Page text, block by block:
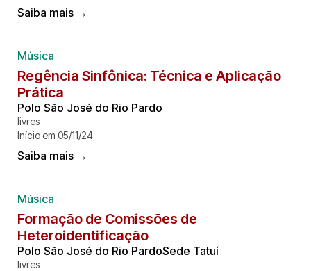
Saiba mais →
Música
Regência Sinfônica: Técnica e Aplicação
Prática
Polo São José do Rio Pardo
livres
Início em 05/11/24
Saiba mais →
Música
Formação de Comissões de
Heteroidentificação
Polo São José do Rio PardoSede Tatuí
livres